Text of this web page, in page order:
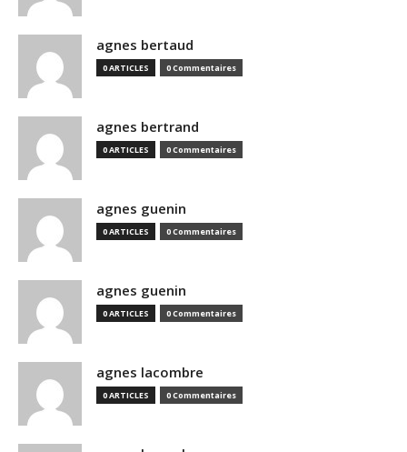
agnes bertaud
0 ARTICLES 0 Commentaires
agnes bertrand
0 ARTICLES 0 Commentaires
agnes guenin
0 ARTICLES 0 Commentaires
agnes guenin
0 ARTICLES 0 Commentaires
agnes lacombre
0 ARTICLES 0 Commentaires